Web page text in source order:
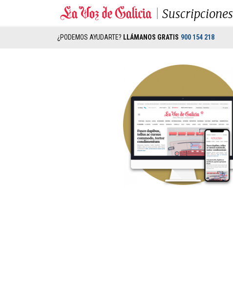
Suscripciones
¿PODEMOS AYUDARTE? LLÁMANOS GRATIS 900 154 218